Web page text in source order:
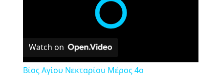
Watch on
Βίος Αγίου Νεκταρίου Μέρος 4ο